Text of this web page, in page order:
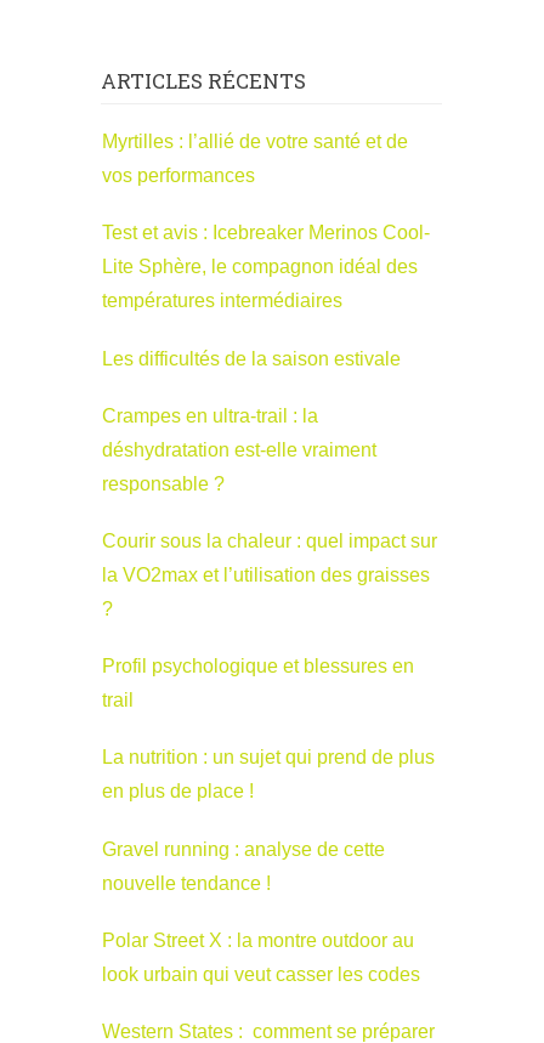
ARTICLES RÉCENTS
Myrtilles : l’allié de votre santé et de
vos performances
Test et avis : Icebreaker Merinos Cool-
Lite Sphère, le compagnon idéal des
températures intermédiaires
Les difficultés de la saison estivale
Crampes en ultra-trail : la
déshydratation est-elle vraiment
responsable ?
Courir sous la chaleur : quel impact sur
la VO2max et l’utilisation des graisses
?
Profil psychologique et blessures en
trail
La nutrition : un sujet qui prend de plus
en plus de place !
Gravel running : analyse de cette
nouvelle tendance !
Polar Street X : la montre outdoor au
look urbain qui veut casser les codes
Western States : comment se préparer